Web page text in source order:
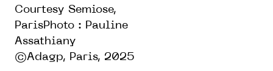
Courtesy Semiose,
ParisPhoto : Pauline
Assathiany
©Adagp, Paris, 2025